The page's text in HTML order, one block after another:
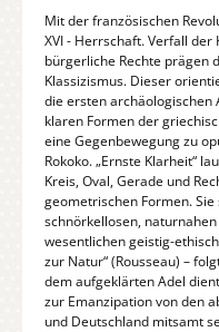
Mit der französischen
XVI - Herrschaft. Verfall
bürgerliche Rechte prägen
Klassizismus. Dieser
die ersten archäologischen
klaren Formen der
eine Gegenbewegung zu
Rokoko. „Ernste Klarheit“
Kreis, Oval, Gerade und
geometrischen Formen.
schnörkellosen,
wesentlichen geistig-
zur Natur“ (Rousseau) –
dem aufgeklärten Adel
zur Emanzipation von den
und Deutschland mitsamt